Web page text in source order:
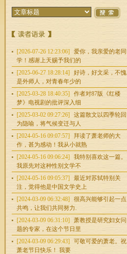
[2026-07-26 12:23:06]
爱你，我亲爱的老同
学！感谢上天赐予我们的
[2025-06-27 18:28:14]
好诗，好文采，不愧
是外师人，对青春年少的
[2025-03-28 18:40:35]
作者对87版《红楼
梦》电视剧的批评深入细
[2025-03-02 09:27:26]
这篇散文以四季轮回
为隐喻，将气候变迁与人
[2024-05-16 09:07:57]
拜读了萧老师的大
作，甚为感动！我从小就熟
[2024-05-16 09:06:24]
我特别喜欢这一篇。
我原先对这种性别文学不
[2024-05-16 09:05:37]
最近对苏轼特别关
注，觉得他是中国文学史上
[2024-03-09 06:32:48]
很高兴能够引起一点
共鸣，让我们共同努力.
[2024-03-09 06:31:10]
萧教授是研究妇女问
题的专家，在这个节日里
[2024-03-09 06:29:43]
可敬可爱的萧老。祝
萧老节日快乐！ 我要